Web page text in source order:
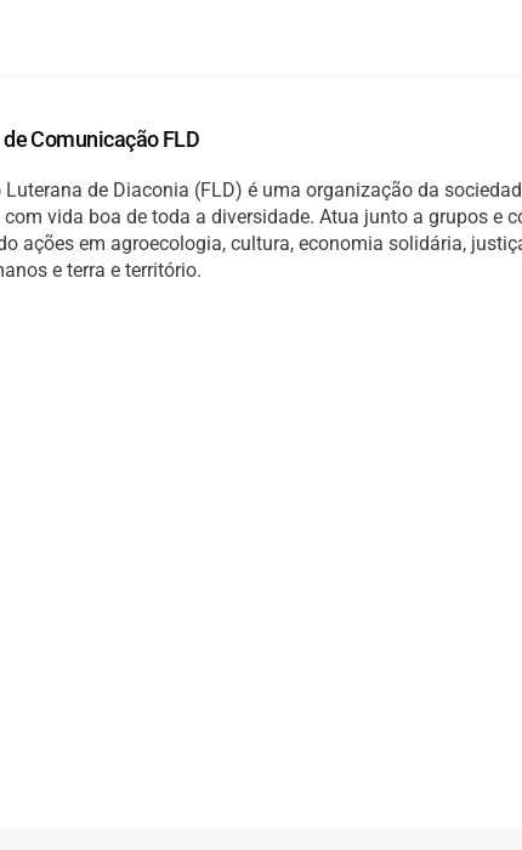
Comunicação FLD
Luterana de Diaconia (FLD) é uma organização da
com vida boa de toda a diversidade. Atua junto a grupos e
ações em agroecologia, cultura, economia solidária,
e terra e território.